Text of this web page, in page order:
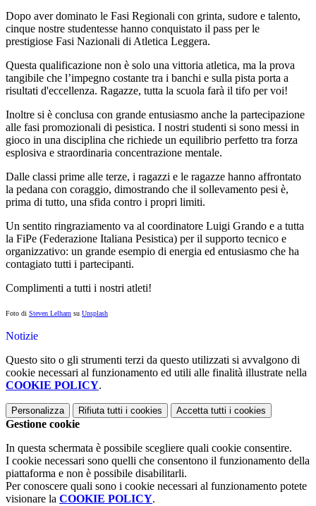
Dopo aver dominato le Fasi Regionali con grinta, sudore e talento,
cinque nostre studentesse hanno conquistato il pass per le
prestigiose Fasi Nazionali di Atletica Leggera.
Questa qualificazione non è solo una vittoria atletica, ma la prova
tangibile che l’impegno costante tra i banchi e sulla pista porta a
risultati d'eccellenza. Ragazze, tutta la scuola farà il tifo per voi!
Inoltre si è conclusa con grande entusiasmo anche la partecipazione
alle fasi promozionali di pesistica. I nostri studenti si sono messi in
gioco in una disciplina che richiede un equilibrio perfetto tra forza
esplosiva e straordinaria concentrazione mentale.
Dalle classi prime alle terze, i ragazzi e le ragazze hanno affrontato
la pedana con coraggio, dimostrando che il sollevamento pesi è,
prima di tutto, una sfida contro i propri limiti.
Un sentito ringraziamento va al coordinatore Luigi Grando e a tutta
la FiPe (Federazione Italiana Pesistica) per il supporto tecnico e
organizzativo: un grande esempio di energia ed entusiasmo che ha
contagiato tutti i partecipanti.
Complimenti a tutti i nostri atleti!
Foto di Steven Lelham su Unsplash
Notizie
Questo sito o gli strumenti terzi da questo utilizzati si avvalgono di
cookie necessari al funzionamento ed utili alle finalità illustrate nella
COOKIE POLICY.
Personalizza Rifiuta tutti i cookies Accetta tutti i cookies
Gestione cookie
In questa schermata è possibile scegliere quali cookie consentire.
I cookie necessari sono quelli che consentono il funzionamento della
piattaforma e non è possibile disabilitarli.
Per conoscere quali sono i cookie necessari al funzionamento potete
visionare la COOKIE POLICY.